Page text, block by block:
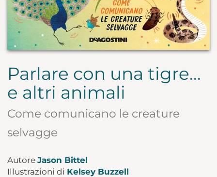
Parlare con una tigre...
e altri animali
Come comunicano le creature
selvagge
Autore Jason Bittel
Illustrazioni di Kelsey Buzzell